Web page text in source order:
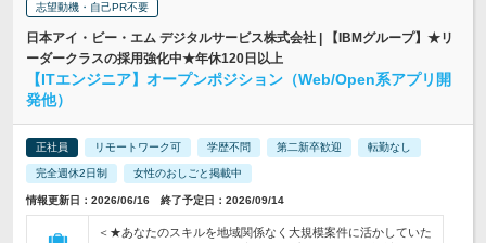
志望動機・自己PR不要
日本アイ・ビー・エム デジタルサービス株式会社 | 【IBMグループ】★リ
ーダークラスの採用強化中★年休120日以上
【ITエンジニア】オープンポジション（Web/Open系アプリ開
発他）
正社員 リモートワーク可 学歴不問 第二新卒歓迎 転勤なし
完全週休2日制 女性のおしごと掲載中
情報更新日：2026/06/16 終了予定日：2026/09/14
＜★あなたのスキルを地域関係なく大規模案件に活かしていた